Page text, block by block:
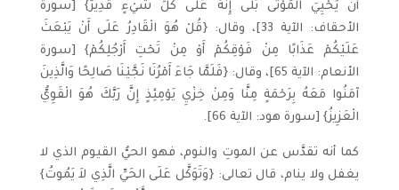
أَنْ يُحْيِيَ الْمَوْتَى بَلَى إِنَّهُ عَلَى كُلِّ شَيْءٍ قَدِيرٌ} [سورة
الأحقاف: الآية 33]، وقال: {قُلْ هُوَ الْقَادِرُ عَلَى أَنْ يَبْعَثَ
عَلَيْكُمْ عَذَابًا مِنْ فَوْقِكُمْ أَوْ مِنْ تَحْتِ أَرْجُلِكُمْ} [سورة
الأنعام: الآية 65]، وقال: {فَلَمَّا جَاءَ أَمْرُنَا نَجَّيْنَا صَالِحًا وَالَّذِينَ
آمَنُوا مَعَهُ بِرَحْمَةٍ مِنَّا وَمِنْ خِزْيِ يَوْمِئِذٍ إِنَّ رَبَّكَ هُوَ الْقَوِيُّ
الْعَزِيزُ} [سورة هود: الآية 66].
كما أنه تقدَّس عن الموتِ والنوم، فهو الحيُّ القيوم الذي لا
يغفل ولا ينام، قال تعالى: {وَتَوَكَّل عَلَى الحَيِّ الَّذِي لاَ يَمُوتُ}